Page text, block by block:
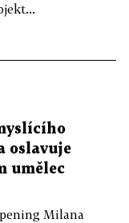
oslavuje
umělec
Milana